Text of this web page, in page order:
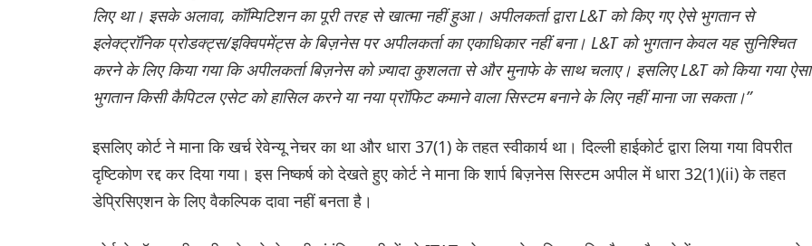
लिए था। इसके अलावा, कॉम्पिटिशन का पूरी तरह से खात्मा नहीं हुआ। अपीलकर्ता द्वारा L&T को किए गए ऐसे भुगतान से
इलेक्ट्रॉनिक प्रोडक्ट्स/इक्विपमेंट्स के बिज़नेस पर अपीलकर्ता का एकाधिकार नहीं बना। L&T को भुगतान केवल यह सुनिश्चित
करने के लिए किया गया कि अपीलकर्ता बिज़नेस को ज़्यादा कुशलता से और मुनाफे के साथ चलाए। इसलिए L&T को किया गया ऐसा
भुगतान किसी कैपिटल एसेट को हासिल करने या नया प्रॉफिट कमाने वाला सिस्टम बनाने के लिए नहीं माना जा सकता।”
इसलिए कोर्ट ने माना कि खर्च रेवेन्यू नेचर का था और धारा 37(1) के तहत स्वीकार्य था। दिल्ली हाईकोर्ट द्वारा लिया गया विपरीत
दृष्टिकोण रद्द कर दिया गया। इस निष्कर्ष को देखते हुए कोर्ट ने माना कि शार्प बिज़नेस सिस्टम अपील में धारा 32(1)(ii) के तहत
डेप्रिसिएशन के लिए वैकल्पिक दावा नहीं बनता है।